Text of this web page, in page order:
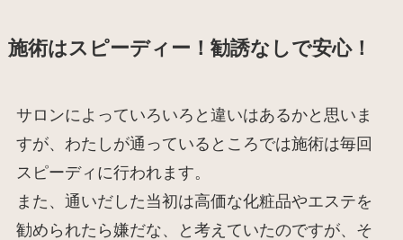
施術はスピーディー！勧誘なしで安心！
サロンによっていろいろと違いはあるかと思いま
すが、わたしが通っているところでは施術は毎回
スピーディに行われます。
また、通いだした当初は高価な化粧品やエステを
勧められたら嫌だな、と考えていたのですが、そ